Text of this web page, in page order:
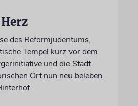
des Reformjudentums,
Tempel kurz vor dem
und die Stadt
Ort nun neu beleben.